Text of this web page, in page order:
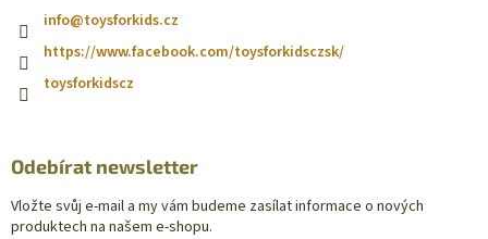
info@toysforkids.cz
https://www.facebook.com/toysforkidsczsk/
toysforkidscz
Odebírat newsletter
Vložte svůj e-mail a my vám budeme zasílat informace o nových
produktech na našem e-shopu.